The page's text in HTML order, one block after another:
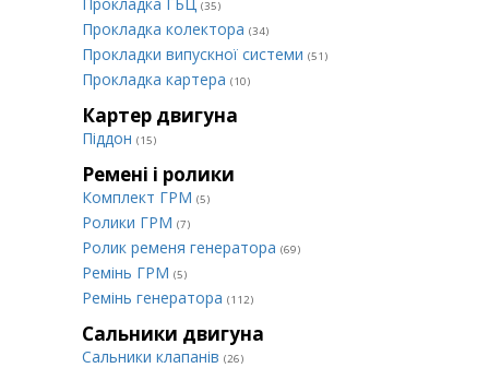
(35)
Прокладка колектора (34)
Прокладки випускної системи (51)
Прокладка картера (10)
Картер двигуна
Піддон (15)
Ремені і ролики
Комплект ГРМ (5)
Ролики ГРМ (7)
Ролик ременя генератора (69)
Ремінь ГРМ (5)
Ремінь генератора (112)
Сальники двигуна
Сальники клапанів (26)